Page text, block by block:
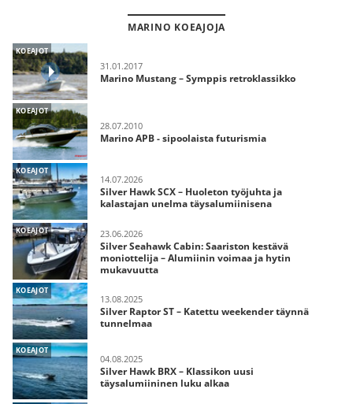
MARINO KOEAJOJA
KOEAJOT
31.01.2017
Marino Mustang – Symppis retroklassikko
KOEAJOT
28.07.2010
Marino APB - sipoolaista futurismia
KOEAJOT
14.07.2026
Silver Hawk SCX – Huoleton työjuhta ja
kalastajan unelma täysalumiinisena
KOEAJOT 23.06.2026
Silver Seahawk Cabin: Saariston kestävä
moniottelija – Alumiinin voimaa ja hytin
mukavuutta
KOEAJOT
13.08.2025
Silver Raptor ST – Katettu weekender täynnä
tunnelmaa
KOEAJOT
04.08.2025
Silver Hawk BRX – Klassikon uusi
täysalumiininen luku alkaa